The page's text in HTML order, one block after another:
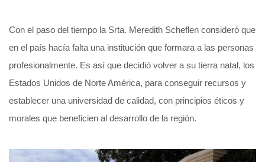
Con el paso del tiempo la Srta. Meredith Scheflen consideró que
en el país hacía falta una institución que formara a las personas
profesionalmente. Es así que decidió volver a su tierra natal, los
Estados Unidos de Norte América, para conseguir recursos y
establecer una universidad de calidad, con principios éticos y
morales que beneficien al desarrollo de la región.